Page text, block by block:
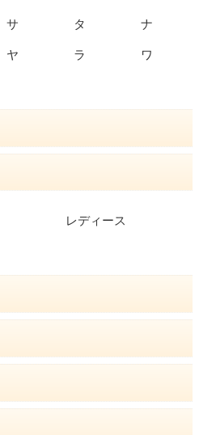
サ タ ナ
ヤ ラ ワ
レディース